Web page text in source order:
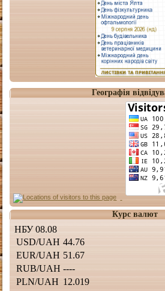
Географія
Курс валют